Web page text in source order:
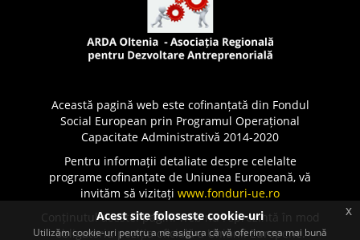
Această pagină web este cofinanțată din Fondul
Social European prin Programul Operațional
Capacitate Administrativă 2014-2020
Pentru informații detaliate despre celelalte
programe cofinanțate de Uniunea Europeană, vă
invităm să vizitați www.fonduri-ue.ro
Conținutul acestei pagini web nu reprezintă în mod
obligatoriu poziția oficială a Uniunii Europene.
Acest site foloseste cookie-uri
Utilizăm cookie-uri pentru a ne asigura că vă oferim cea mai bună
x